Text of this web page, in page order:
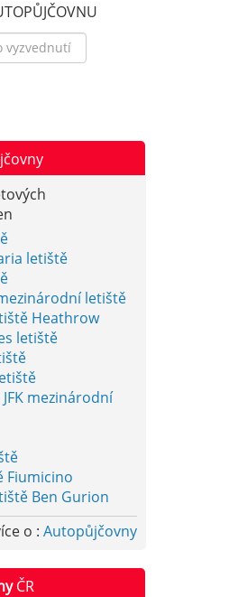
letiště
letiště
Heathrow
letiště
mezinárodní
Fiumicino
Ben Gurion
o : Autopůjčovny
ČR